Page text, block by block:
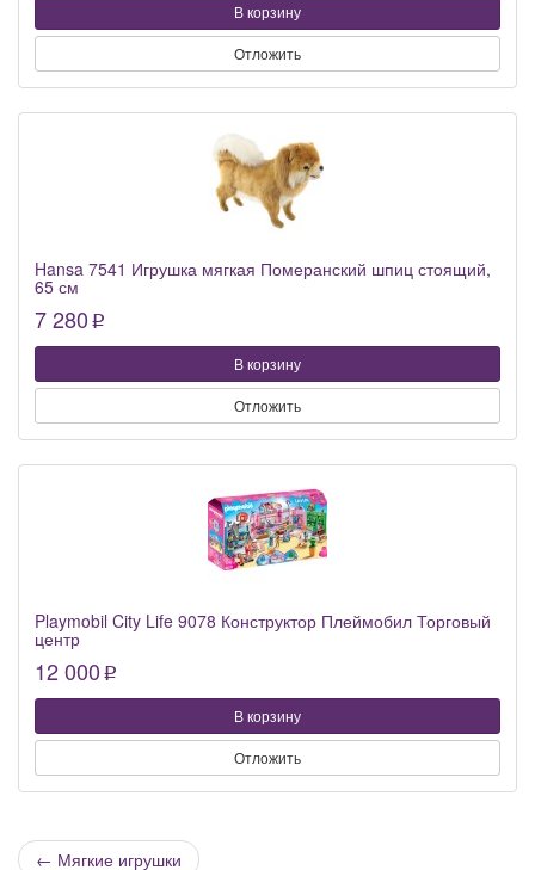
В корзину
Отложить
Hansa 7541 Игрушка мягкая Померанский шпиц стоящий,
65 см
7 280 p
В корзину
Отложить
Playmobil City Life 9078 Конструктор Плеймобил Торговый
центр
12 000 p
В корзину
Отложить
← Мягкие игрушки